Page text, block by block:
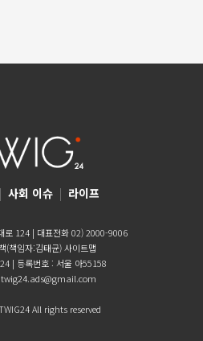
| 사회 이슈 | 라이프
로 124 | 대표전화 02) 2000-9006
(책임자:김태균)사이트맵
| 등록번호 : 서울 아55158
twig24.ads@gmail.com
All rights reserved